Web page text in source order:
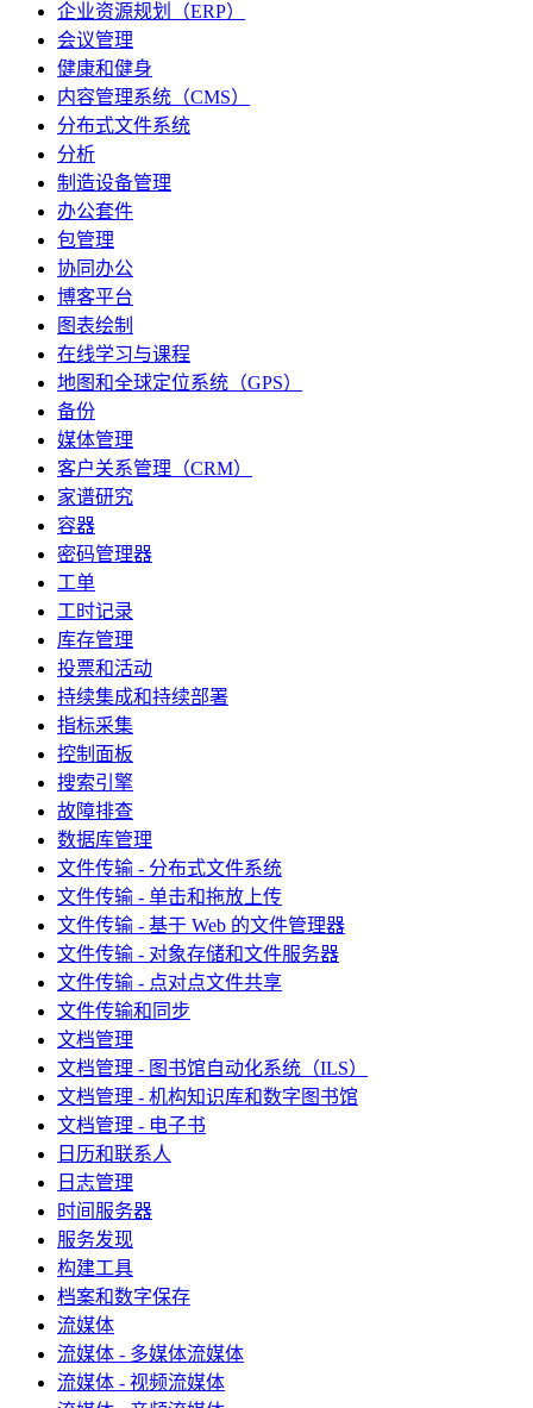
企业资源规划（ERP）
会议管理
健康和健身
内容管理系统（CMS）
分布式文件系统
分析
制造设备管理
办公套件
包管理
协同办公
博客平台
图表绘制
在线学习与课程
地图和全球定位系统（GPS）
备份
媒体管理
客户关系管理（CRM）
家谱研究
容器
密码管理器
工单
工时记录
库存管理
投票和活动
持续集成和持续部署
指标采集
控制面板
搜索引擎
故障排查
数据库管理
文件传输 - 分布式文件系统
文件传输 - 单击和拖放上传
文件传输 - 基于 Web 的文件管理器
文件传输 - 对象存储和文件服务器
文件传输 - 点对点文件共享
文件传输和同步
文档管理
文档管理 - 图书馆自动化系统（ILS）
文档管理 - 机构知识库和数字图书馆
文档管理 - 电子书
日历和联系人
日志管理
时间服务器
服务发现
构建工具
档案和数字保存
流媒体
流媒体 - 多媒体流媒体
流媒体 - 视频流媒体